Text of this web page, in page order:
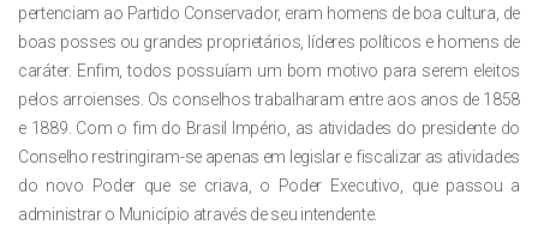
pertenciam ao Partido Conservador, eram homens de boa cultura, de
boas posses ou grandes proprietários, líderes políticos e homens de
caráter. Enfim, todos possuíam um bom motivo para serem eleitos
pelos arroienses. Os conselhos trabalharam entre aos anos de 1858
e 1889. Com o fim do Brasil Império, as atividades do presidente do
Conselho restringiram-se apenas em legislar e fiscalizar as atividades
do novo Poder que se criava, o Poder Executivo, que passou a
administrar o Município através de seu intendente.